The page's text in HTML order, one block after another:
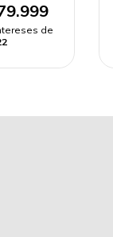
de